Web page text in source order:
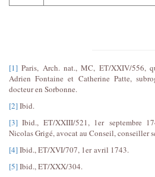
[1] Paris, Arch. nat., MC, ET/XXIV/556,
Adrien Fontaine et Catherine Patte,
docteur en Sorbonne.
[2]Ibid.
[3] Ibid., ET/XXIII/521, 1er septembre
Nicolas Grigé, avocat au Conseil, conseiller
[4]Ibid., ET/XVI/707, 1er avril 1743.
[5]Ibid., ET/XXX/304.